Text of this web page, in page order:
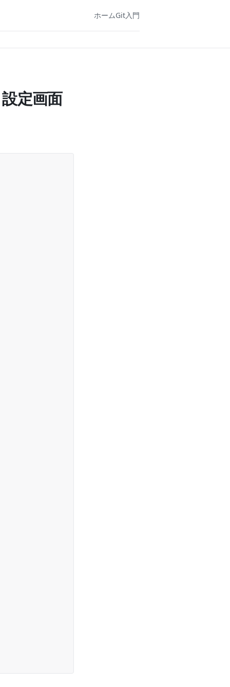
ホームGit入門
定画面